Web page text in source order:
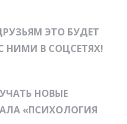
ЭТО БУДЕТ
НИМИ В СОЦСЕТЯХ!
НОВЫЕ
«ПСИХОЛОГИЯ